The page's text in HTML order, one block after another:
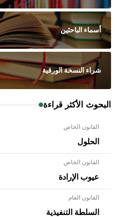
أسماء الباحثين
شراء النسخة الورقية
البحوث الأكثر قراءة
القانون الخاص
الحلول
القانون الخاص
عيوب الإرادة
القانون العام
السلطة التنفيذية